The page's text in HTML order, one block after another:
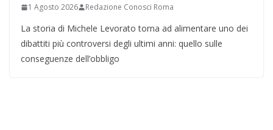
1 Agosto 2026 Redazione Conosci Roma
La storia di Michele Levorato torna ad alimentare uno dei
dibattiti più controversi degli ultimi anni: quello sulle
conseguenze dell’obbligo